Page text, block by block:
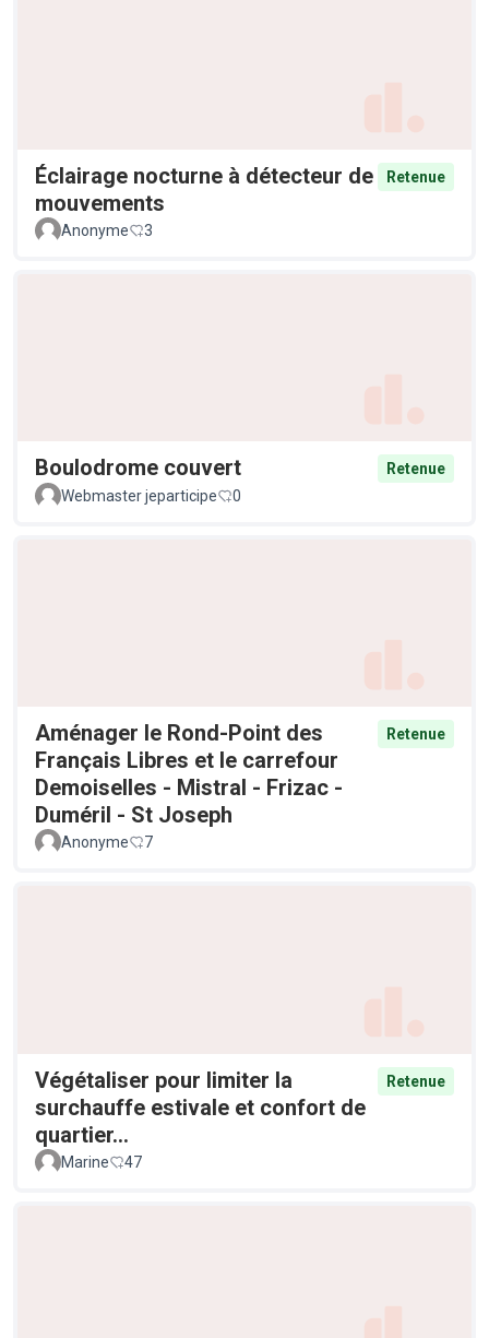
Éclairage nocturne à détecteur de
mouvements
Retenue
Anonyme 3
Boulodrome couvert
Retenue
Webmaster jeparticipe
0
Aménager le Rond-Point des
Français Libres et le carrefour
Demoiselles - Mistral - Frizac -
Duméril - St Joseph
Retenue
Anonyme 7
Végétaliser pour limiter la
surchauffe estivale et confort de
quartier...
Retenue
Marine 47